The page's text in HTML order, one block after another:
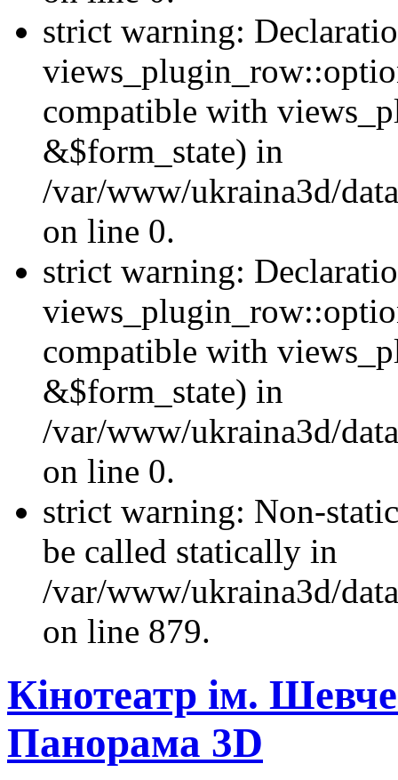
strict warning:
compatible with
&$form_state) in
/var/www/ukraina3d/
on line 0.
strict warning:
compatible with
&$form_state) in
/var/www/ukraina3d/
on line 0.
strict warning: Non-
be called statically in
/var/www/ukraina3d/
on line 879.
Кінотеатр ім.
Панорама 3D